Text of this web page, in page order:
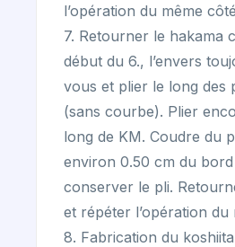
l’opération du même
7. Retourner le hakama
début du 6., l’envers
vous et plier le long des
(sans courbe). Plier
long de KM. Coudre du
environ 0.50 cm du
conserver le pli.
et répéter l’opération du
8. Fabrication du